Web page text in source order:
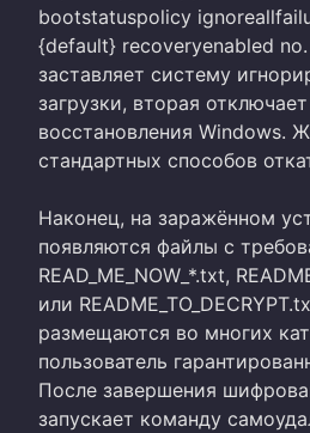
bootstatuspolicy
{default} recoveryenabled
заставляет систему
загрузки, вторая
восстановления Windows.
стандартных способов
Наконец, на заражённом
появляются файлы с
READ_ME_NOW_*.txt,
или
размещаются во многих
пользователь
После завершения
запускает команду